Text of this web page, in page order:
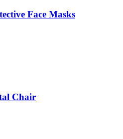
Face Masks
Chair